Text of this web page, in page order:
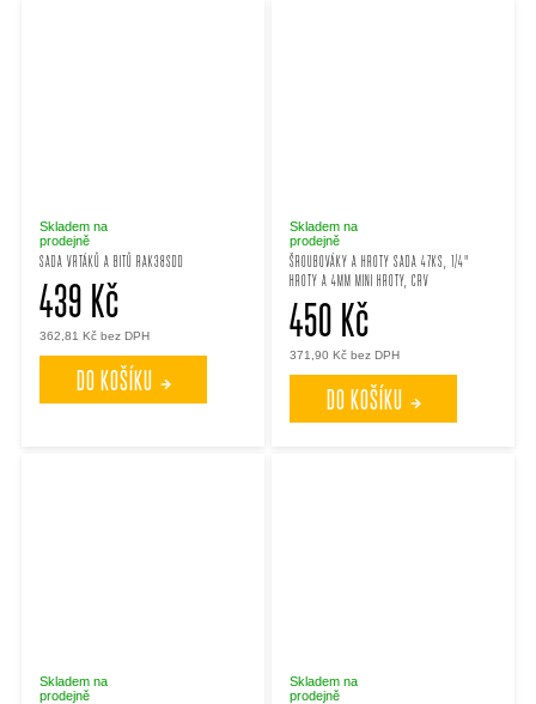
SADA VRTÁKŮ A BITŮ RAK38SDD
Skladem na
prodejně
362,81 Kč bez DPH
439 Kč
DO KOŠÍKU
ŠROUBOVÁKY A HROTY SADA 47KS, 1/4"
HROTY A 4MM MINI HROTY, CRV
Skladem na
prodejně
371,90 Kč bez DPH
450 Kč
DO KOŠÍKU
Skladem na
prodejně
Skladem na
prodejně